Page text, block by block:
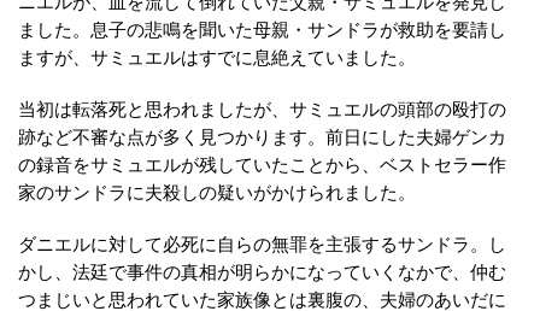
ました。息子の悲鳴を聞いた母親・サンドラが救助を要請し
ますが、サミュエルはすでに息絶えていました。
当初は転落死と思われましたが、サミュエルの頭部の殴打の
跡など不審な点が多く見つかります。前日にした夫婦ゲンカ
の録音をサミュエルが残していたことから、ベストセラー作
家のサンドラに夫殺しの疑いがかけられました。
ダニエルに対して必死に自らの無罪を主張するサンドラ。し
かし、法廷で事件の真相が明らかになっていくなかで、仲む
つまじいと思われていた家族像とは裏腹の、夫婦のあいだに